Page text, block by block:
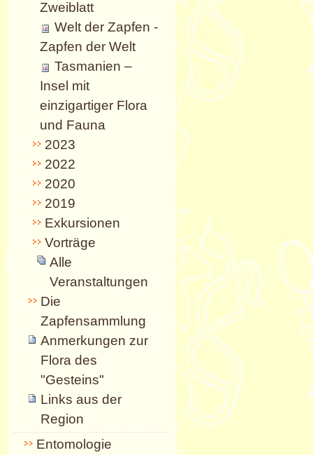
Zweiblatt
Welt der Zapfen -
Zapfen der Welt
Tasmanien –
Insel mit
einzigartiger Flora
und Fauna
2023
2022
2020
2019
Exkursionen
Vorträge
Alle
Veranstaltungen
Die
Zapfensammlung
Anmerkungen zur
Flora des
"Gesteins"
Links aus der
Region
Entomologie